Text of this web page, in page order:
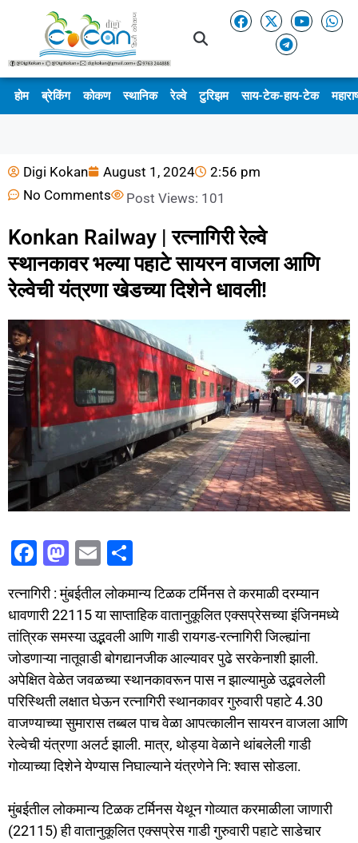
होम ब्रेकिंग कोकण स्थानिक रेल्वे टुरिझम साय-टेक-हाय-टेक
Digi Kokan August 1, 2024
2:56 pm
No Comments
Post Views: 101
Konkan Railway | रत्नागिरी रेल्वे
स्थानकावर भल्या पहाटे सायरन वाजला आणि
रेल्वेची यंत्रणा खेडच्या दिशेने धावली!
F
a
c
e
b
o
o
k
M
a
st
o
d
o
n
E
m
ai
l
ar
e
रत्नागिरी : मुंबईतील लोकमान्य टिळक टर्मिनस ते करमाळी दरम्यान
धावणारी 22115 या साप्ताहिक वातानुकूलित एक्सप्रेसच्या इंजिनमध्ये
तांत्रिक समस्या उद्भवली आणि गाडी रायगड-रत्नागिरी जिल्ह्यांना
जोडणाऱ्या नातूवाडी बोगद्यानजीक आल्यावर पुढे सरकेनाशी झाली.
अपेक्षित वेळेत जवळच्या स्थानकावरून पास न झाल्यामुळे उद्भवलेली
परिस्थिती लक्षात घेऊन रत्नागिरी स्थानकावर गुरुवारी पहाटे 4.30
वाजण्याच्या सुमारास तब्बल पाच वेळा आपत्कालीन सायरन वाजला आणि
रेल्वेची यंत्रणा अलर्ट झाली. मात्र, थोड्या वेळाने थांबलेली गाडी
गोव्याच्या दिशेने येण्यास निघाल्याने यंत्रणेने नि: श्वास सोडला.
मुंबईतील लोकमान्य टिळक टर्मिनस येथून गोव्यात करमाळीला जाणारी
(22115) ही वातानुकूलित एक्सप्रेस गाडी गुरुवारी पहाटे साडेचार